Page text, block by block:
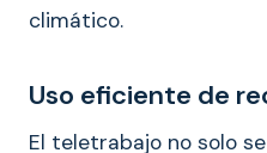
climático.
Uso eficiente de
El teletrabajo no solo